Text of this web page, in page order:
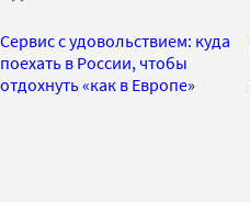
Сервис с удовольствием: куда
поехать в России, чтобы
отдохнуть «как в Европе»